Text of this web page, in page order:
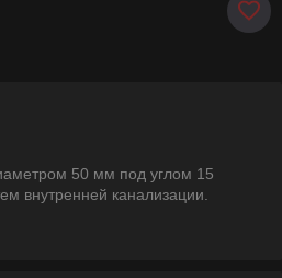
50 мм под углом 15
внутренней канализации.